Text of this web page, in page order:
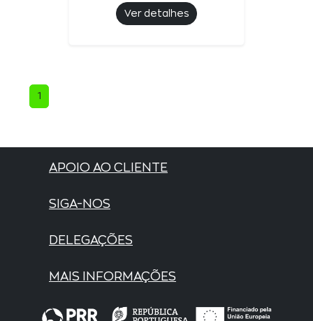
Ver detalhes
1
APOIO AO CLIENTE
SIGA-NOS
DELEGAÇÕES
MAIS INFORMAÇÕES